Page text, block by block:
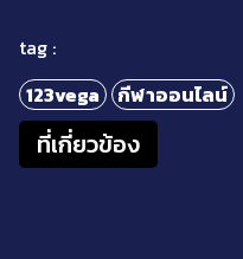
tag :
123vega
กีฬาออนไลน์
ที่เกี่ยวข้อง